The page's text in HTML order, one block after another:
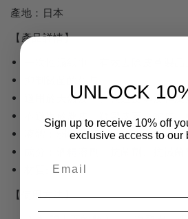
產地：日本
【產品詳情】
適用於天然皮革、人造皮等皮鞋
不適用於麂皮、鞣製皮革、蛇皮、
液體：弱酸性
材質: 不織布
【使用方法】
UNLOCK
Sign up to receive 10% off
exclusive access to our